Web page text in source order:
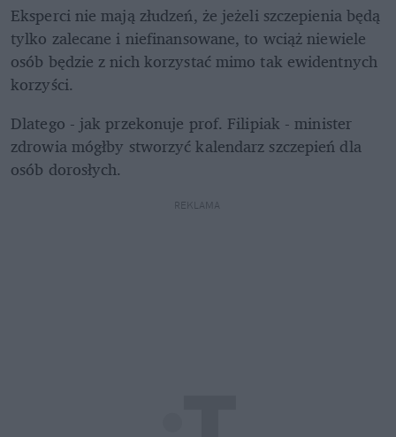
Eksperci nie mają złudzeń, że jeżeli szczepienia będą
tylko zalecane i niefinansowane, to wciąż niewiele
osób będzie z nich korzystać mimo tak ewidentnych
korzyści.
Dlatego - jak przekonuje prof. Filipiak - minister
zdrowia mógłby stworzyć kalendarz szczepień dla
osób dorosłych.
REKLAMA